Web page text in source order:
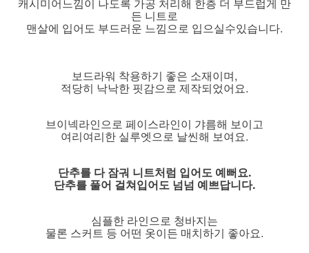
캐시미어느낌이 나도록 가공 처리해 한층 더 부드럽게 만
든 니트로
맨살에 입어도 부드러운 느낌으로 입으실수있습니다.
보드라워 착용하기 좋은 소재이며,
적당히 낙낙한 핏감으로 제작되었어요.
브이넥라인으로 페이스라인이 갸름해 보이고
여리여리한 실루엣으로 날씬해 보여요.
단추를 다 잠궈 니트처럼 입어도 예뻐요.
단추를 풀어 걸쳐입어도 넘넘 예쁘답니다.
심플한 라인으로 청바지는
물론 스커트 등 어떤 옷이든 매치하기 좋아요.